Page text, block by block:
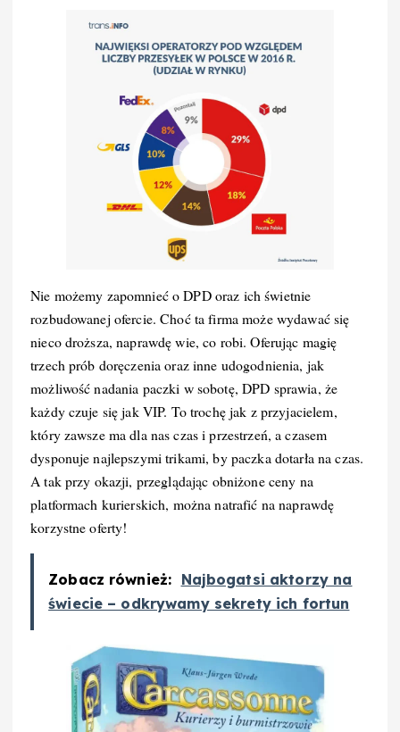
Nie możemy zapomnieć o DPD oraz ich świetnie
rozbudowanej ofercie. Choć ta firma może wydawać się
nieco droższa, naprawdę wie, co robi. Oferując magię
trzech prób doręczenia oraz inne udogodnienia, jak
możliwość nadania paczki w sobotę, DPD sprawia, że
każdy czuje się jak VIP. To trochę jak z przyjacielem,
który zawsze ma dla nas czas i przestrzeń, a czasem
dysponuje najlepszymi trikami, by paczka dotarła na czas.
A tak przy okazji, przeglądając obniżone ceny na
platformach kurierskich, można natrafić na naprawdę
korzystne oferty!
Zobacz również: Najbogatsi aktorzy na
świecie – odkrywamy sekrety ich fortun